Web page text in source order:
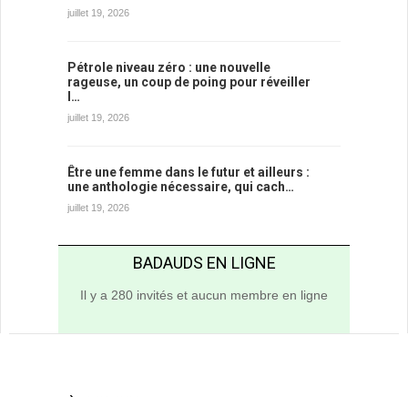
juillet 19, 2026
Pétrole niveau zéro : une nouvelle
rageuse, un coup de poing pour réveiller
l…
juillet 19, 2026
Être une femme dans le futur et ailleurs :
une anthologie nécessaire, qui cach…
juillet 19, 2026
BADAUDS EN LIGNE
Il y a 280 invités et aucun membre en ligne